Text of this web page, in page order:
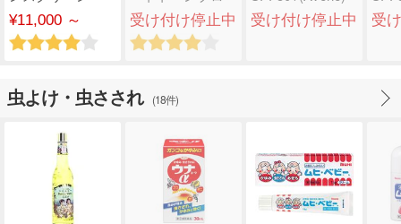
SPF50
¥11,000 ～
ド-スペクトラム
サ..
受け付け停止中 受け付け停止中 受
虫よけ・虫さされ (18件)